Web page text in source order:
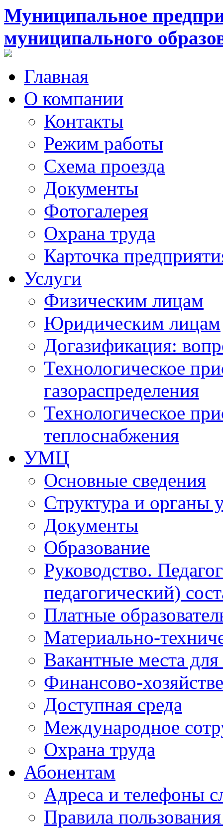
Муниципальное
муниципального
Главная
О компании
Контакты
Режим работы
Схема проезда
Документы
Фотогалерея
Охрана труда
Карточка
Услуги
Физическим лицам
Юридическим лицам
Догазификация:
Технологическое
газораспределения
Технологическое
теплоснабжения
УМЦ
Основные сведения
Структура и органы
Документы
Образование
Руководство.
педагогический)
Платные
Материально-
Вакантные места
Финансово-
Доступная среда
Международное
Охрана труда
Абонентам
Адреса и телефоны
Правила